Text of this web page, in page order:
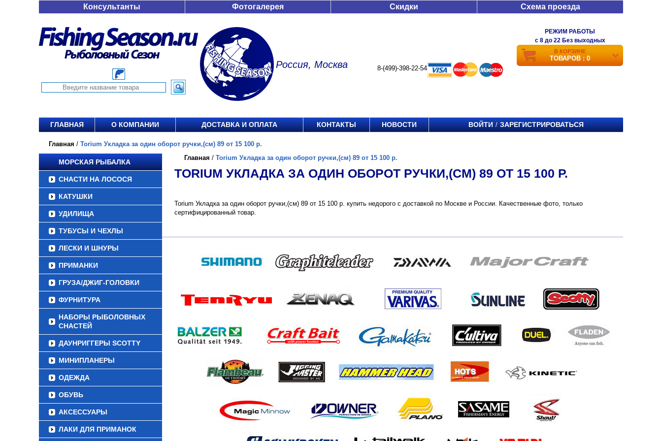
Консультанты Фотогалерея Скидки Схема проезда
Россия, Москва 8-(499)-398-22-54
РЕЖИМ РАБОТЫ
c 8 до 22 Без выходных
В КОРЗИНЕ
ТОВАРОВ : 0
ГЛАВНАЯ О КОМПАНИИ ДОСТАВКА И ОПЛАТА КОНТАКТЫ НОВОСТИ ВОЙТИ / ЗАРЕГИСТРИРОВАТЬСЯ
Главная / Torium Укладка за один оборот ручки,(см) 89 от 15 100 р.
МОРСКАЯ РЫБАЛКА
СНАСТИ НА ЛОСОСЯ
КАТУШКИ
УДИЛИЩА
ТУБУСЫ И ЧЕХЛЫ
ЛЕСКИ И ШНУРЫ
ПРИМАНКИ
ГРУЗА/ДЖИГ-ГОЛОВКИ
ФУРНИТУРА
НАБОРЫ РЫБОЛОВНЫХ
СНАСТЕЙ
ДАУНРИГГЕРЫ SCOTTY
МИНИПЛАНЕРЫ
ОДЕЖДА
ОБУВЬ
АКСЕССУАРЫ
ЛАКИ ДЛЯ ПРИМАНОК
Главная / Torium Укладка за один оборот ручки,(см) 89 от 15 100 р.
TORIUM УКЛАДКА ЗА ОДИН ОБОРОТ РУЧКИ,(СМ) 89 ОТ 15 100 Р.
Torium Укладка за один оборот ручки,(см) 89 от 15 100 р. купить недорого с доставкой по Москве и России. Качественные фото, только
сертифицированный товар.